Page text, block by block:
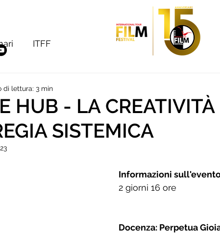
ITFF
HUB - LA CREATIVITÀ
SISTEMICA
di lettura: 3 min
Informazioni
2 giorni 16 ore
Docenza: Perpetua